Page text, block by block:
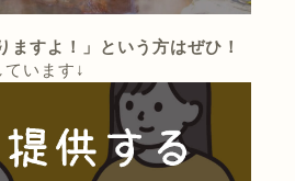
ますよ！」という方はぜひ！
います↓